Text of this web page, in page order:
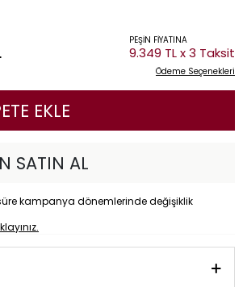
PEŞİN FİYATINA
9.349 TL x 3 Taksit
Ödeme Seçenekleri
EKLE
SATIN AL
kampanya dönemlerinde değişiklik